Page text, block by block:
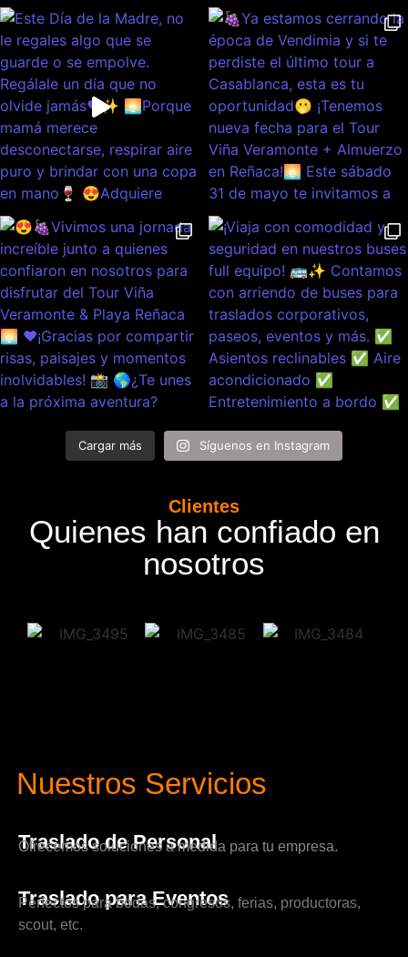
Cargar más Síguenos en Instagram
Clientes
Quienes han confiado en
nosotros
Nuestros Servicios
Traslado de Personal
Ofrecemos soluciones a medida para tu empresa.
Traslado para Eventos
Perfectos para bodas, congresos, ferias, productoras,
scout, etc.